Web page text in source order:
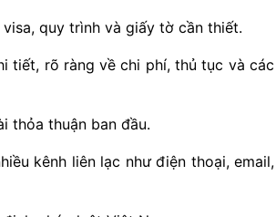
quy trình và giấy tờ cần thiết.
tiết, rõ ràng về chi phí, thủ tục và các
thỏa thuận ban đầu.
kênh liên lạc như điện thoại, email,